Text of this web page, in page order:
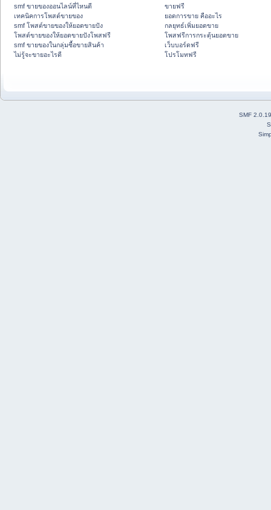
smf ขายของออนไลน์ที่ไหนดี
เทคนิคการโพสต์ขายของ
smf โพสต์ขายของให้ยอดขายปัง
โพสต์ขายของให้ยอดขายปังโพสฟรี
smf ขายของในกลุ่มซื้อขายสินค้า
ไม่รู้จะขายอะไรดี
ขายฟรี
ยอดการขาย คืออะไร
กลยุทธ์เพิ่มยอดขาย
โพสฟรีการกระตุ้นยอดขาย
เว็บบอร์ดฟรี
โปรโมทฟรี
SMF 2.0.19